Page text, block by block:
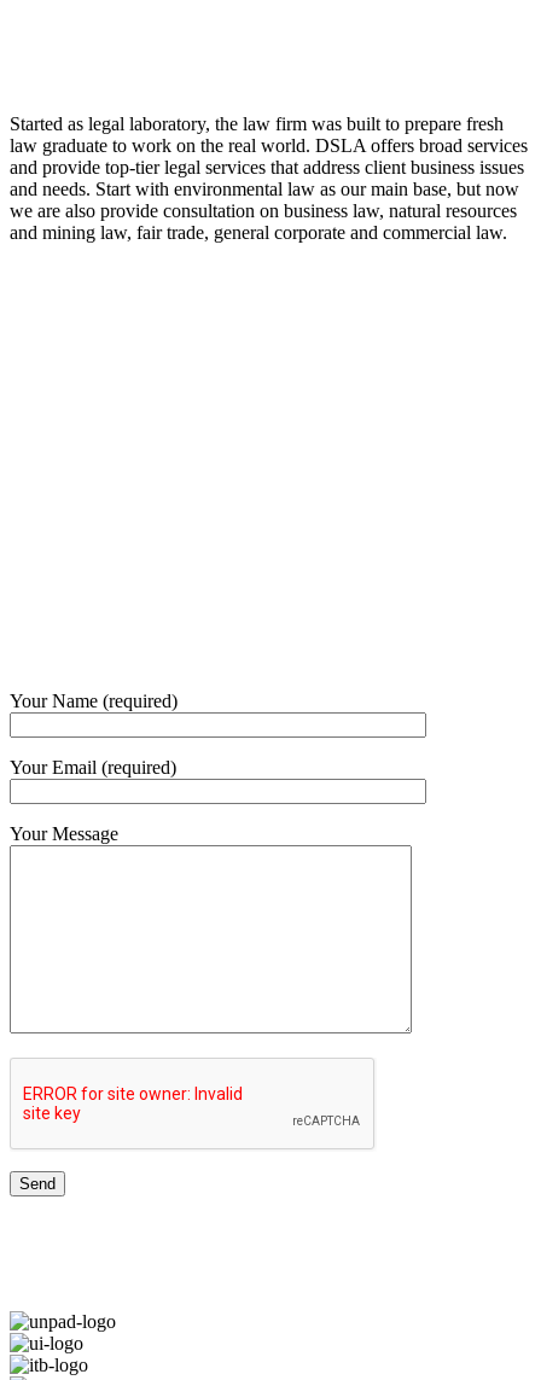
Started as legal laboratory, the law firm was built to prepare fresh
law graduate to work on the real world. DSLA offers broad services
and provide top-tier legal services that address client business issues
and needs. Start with environmental law as our main base, but now
we are also provide consultation on business law, natural resources
and mining law, fair trade, general corporate and commercial law.
Your Name (required)
Your Email (required)
Your Message